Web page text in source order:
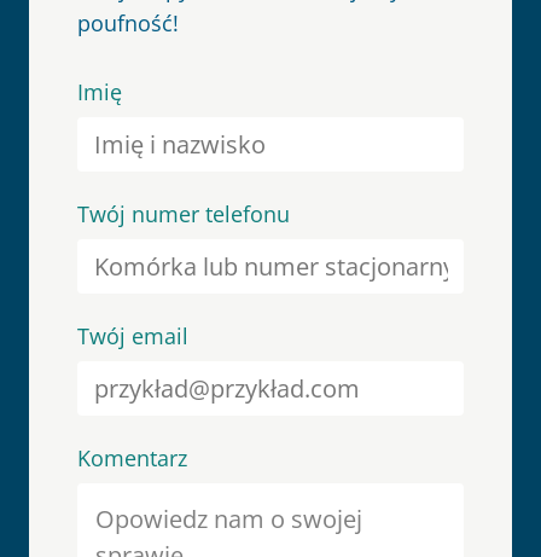
poufność!
Imię
Twój numer telefonu
Twój email
Komentarz